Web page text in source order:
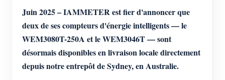
Juin 2025 – IAMMETER est fier d'annoncer que
deux de ses compteurs d'énergie intelligents — le
WEM3080T-250A et le WEM3046T — sont
désormais disponibles en livraison locale directement
depuis notre entrepôt de Sydney, en Australie.